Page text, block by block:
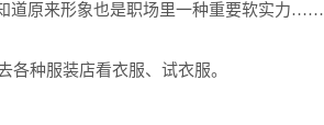
道原来形象也是职场里一种重要软实力……
各种服装店看衣服、试衣服。